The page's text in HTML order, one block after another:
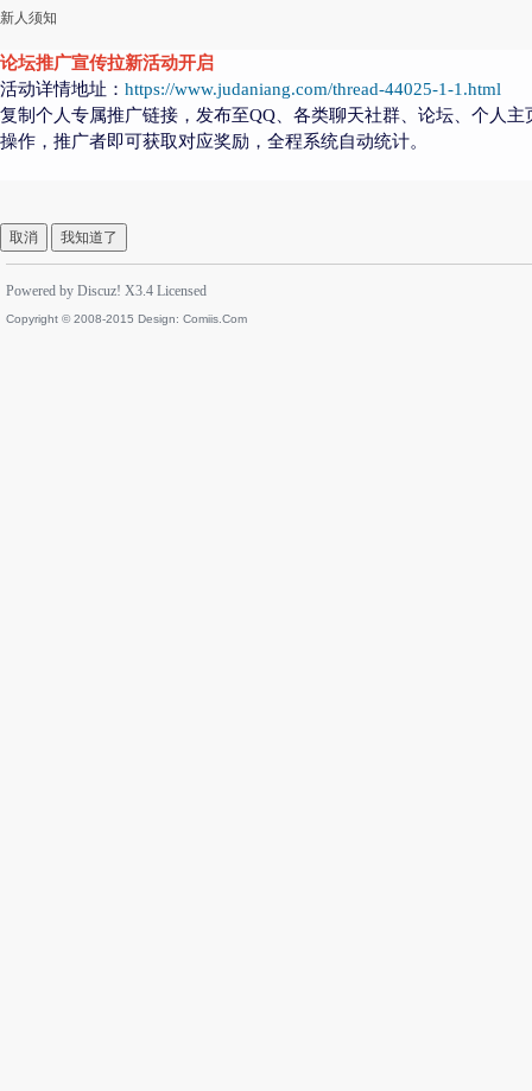
新人须知
论坛推广宣传拉新活动开启
活动详情地址： https://www.judaniang.com/thread-44025-1-1.html
复制个人专属推广链接，发布至QQ、各类聊天社群、论坛、个人
操作，推广者即可获取对应奖励，全程系统自动统计。
取消 我知道了
Powered by Discuz! X3.4 Licensed
Copyright © 2008-2015 Design: Comiis.Com